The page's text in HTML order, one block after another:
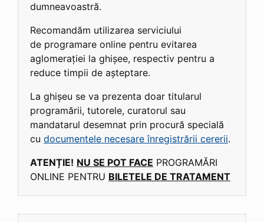
dumneavoastră.
Recomandăm utilizarea serviciului
de programare online pentru evitarea
aglomerației la ghișee, respectiv pentru a
reduce timpii de așteptare.
La ghișeu se va prezenta doar titularul
programării, tutorele, curatorul sau
mandatarul desemnat prin procură specială
cu documentele necesare înregistrării cererii.
ATENȚIE! NU SE POT FACE PROGRAMĂRI
ONLINE PENTRU BILETELE DE TRATAMENT